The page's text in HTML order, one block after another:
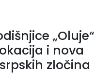
„Oluje“
i nova
zločina